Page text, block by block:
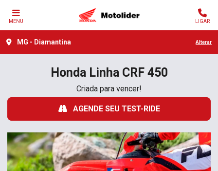
MENU LIGAR
MG - Diamantina Alterar
HondaLinha CRF 450
Criada para vencer!
AGENDE SEU TEST-RIDE